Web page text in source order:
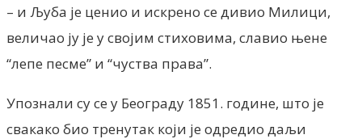
– и Љуба је ценио и искрено се дивио Милици,
величао ју је у својим стиховима, славио њене
“лепе песме” и “чуства права”.
Упознали су се у Београду 1851. године, што је
свакако био тренутак који је одредио даљи